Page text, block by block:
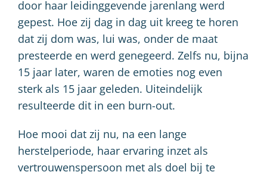
door haar leidinggevende jarenlang werd
gepest. Hoe zij dag in dag uit kreeg te horen
dat zij dom was, lui was, onder de maat
presteerde en werd genegeerd. Zelfs nu, bijna
15 jaar later, waren de emoties nog even
sterk als 15 jaar geleden. Uiteindelijk
resulteerde dit in een burn-out.
Hoe mooi dat zij nu, na een lange
herstelperiode, haar ervaring inzet als
vertrouwenspersoon met als doel bij te